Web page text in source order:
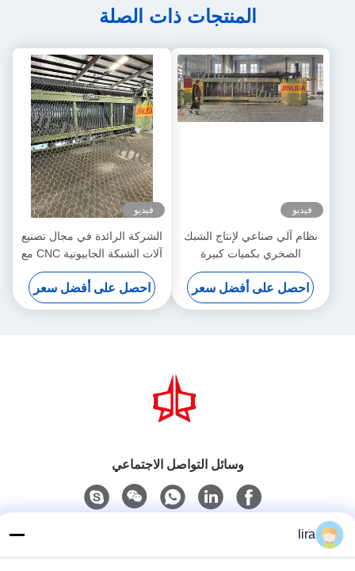
المنتجات ذات الصلة
فيديو
نظام آلي صناعي لإنتاج الشبك
الصخري بكميات كبيرة
احصل على أفضل سعر
فيديو
الشركة الرائدة في مجال تصنيع
آلات الشبكة الجابيونية CNC مع
30 عاما من الخبرة
احصل على أفضل سعر
وسائل التواصل الاجتماعي
lira